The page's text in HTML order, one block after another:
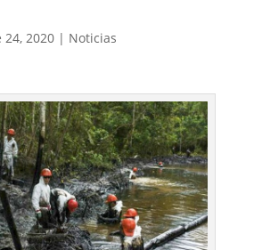
24, 2020| Noticias